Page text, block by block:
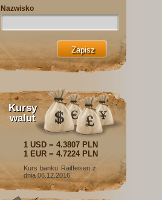
Nazwisko
Kursy
walut
1 USD = 4.3807 PLN
1 EUR = 4.7224 PLN
Kurs banku Raiffeisen z
dnia 06.12.2016.